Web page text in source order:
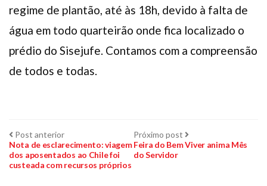
regime de plantão, até às 18h, devido à falta de
água em todo quarteirão onde fica localizado o
prédio do Sisejufe. Contamos com a compreensão
de todos e todas.
Navegação
de
Post anteriorPost
anterior:
Nota de esclarecimento: viagem
dos aposentados ao Chile foi
custeada com recursos próprios
Próximo post Próximo
post:
Feira do Bem Viver anima Mês
do Servidor